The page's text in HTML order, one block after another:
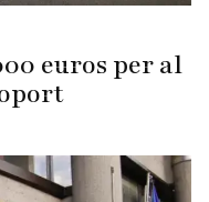
euros per al